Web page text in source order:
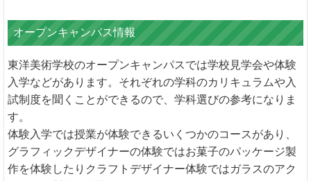
オープンキャンパス情報
東洋美術学校のオープンキャンパスでは学校見学会や体験
入学などがあります。それぞれの学科のカリキュラムや入
試制度を聞くことができるので、学科選びの参考になりま
す。
体験入学では授業が体験できるいくつかのコースがあり、
グラフィックデザイナーの体験ではお菓子のパッケージ製
作を体験したりクラフトデザイナー体験ではガラスのアク